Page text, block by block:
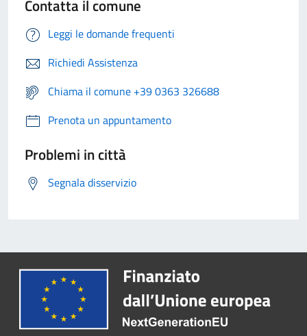
Contatta il comune
Leggi le domande frequenti
Richiedi Assistenza
Chiama il comune +39 0363 326688
Prenota un appuntamento
Problemi in città
Segnala disservizio